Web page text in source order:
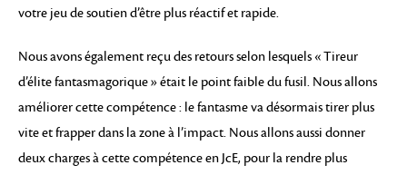
votre jeu de soutien d’être plus réactif et rapide.
Nous avons également reçu des retours selon lesquels « Tireur
d’élite fantasmagorique » était le point faible du fusil. Nous allons
améliorer cette compétence : le fantasme va désormais tirer plus
vite et frapper dans la zone à l’impact. Nous allons aussi donner
deux charges à cette compétence en JcE, pour la rendre plus